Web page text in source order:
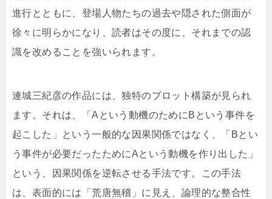
進行とともに、登場人物たちの過去や隠された側面が
徐々に明らかになり、読者はその度に、それまでの認
識を改めることを強いられます。
連城三紀彦の作品には、独特のプロット構築が見られ
ます。それは、「Aという動機のためにBという事件を
起こした」という一般的な因果関係ではなく、「Bとい
う事件が必要だったためにAという動機を作り出した」
という、因果関係を逆転させる手法です。この手法
は、表面的には「荒唐無稽」に見え、論理的な整合性